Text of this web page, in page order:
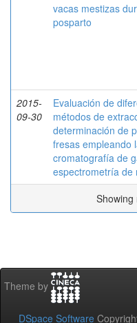
vacas mestizas
posparto
2015-
09-30
Evaluación de
métodos de
determinación de
fresas empleando
cromatografía de
espectrometría de
Showing
Theme by
DSpace Software